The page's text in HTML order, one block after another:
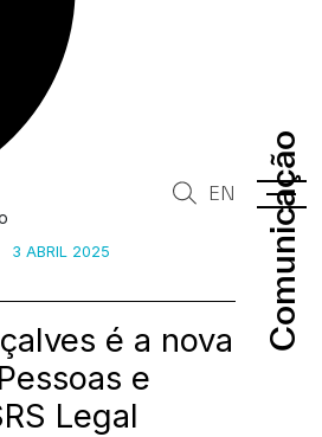
Comunicação
Comunicação
EN
3 ABRIL 2025
é a nova
e
Legal